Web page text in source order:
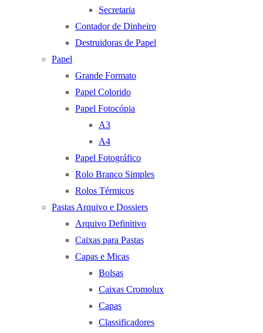
Secretaria
Contador de Dinheiro
Destruidoras de Papel
Papel
Grande Formato
Papel Colorido
Papel Fotocópia
A3
A4
Papel Fotográfico
Rolo Branco Simples
Rolos Térmicos
Pastas Arquivo e Dossiers
Arquivo Definitivo
Caixas para Pastas
Capas e Micas
Bolsas
Caixas Cromolux
Capas
Classificadores